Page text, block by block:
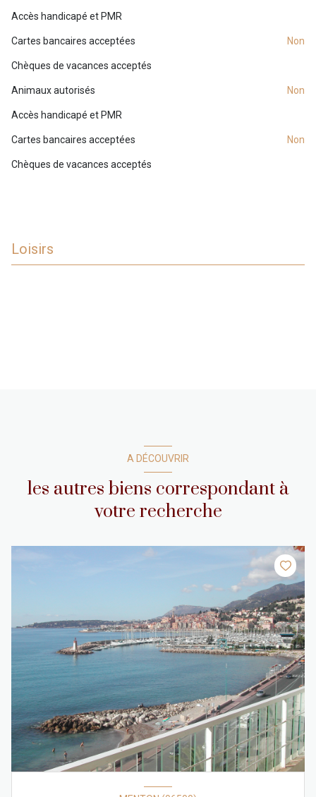
Accès handicapé et PMR
Cartes bancaires acceptées non
Chèques de vacances acceptés
Animaux autorisés non
Accès handicapé et PMR
Cartes bancaires acceptées non
Chèques de vacances acceptés
Loisirs
A DÉCOUVRIR
les autres biens correspondant à
votre recherche